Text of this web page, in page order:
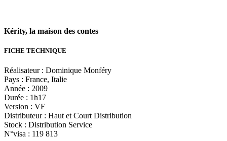
Kérity, la maison des contes
FICHE TECHNIQUE
Réalisateur : Dominique Monféry
Pays : France, Italie
Année : 2009
Durée : 1h17
Version : VF
Distributeur : Haut et Court Distribution
Stock : Distribution Service
N°visa : 119 813